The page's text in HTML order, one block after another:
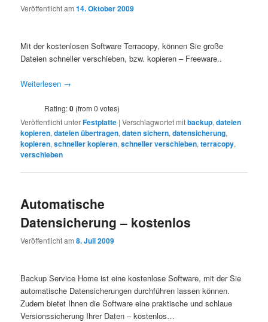
Veröffentlicht am14. Oktober 2009
Mit der kostenlosen Software Terracopy, können Sie große
Dateien schneller verschieben, bzw. kopieren – Freeware..
Weiterlesen →
Rating:0 (from 0 votes)
Veröffentlicht unterFestplatte |Verschlagwortet mitbackup,dateien
kopieren,dateien übertragen,daten sichern,datensicherung,
kopieren,schneller kopieren,schneller verschieben,terracopy,
verschieben
Automatische
Datensicherung – kostenlos
Veröffentlicht am8. Juli 2009
Backup Service Home ist eine kostenlose Software, mit der Sie
automatische Datensicherungen durchführen lassen können.
Zudem bietet Ihnen die Software eine praktische und schlaue
Versionssicherung Ihrer Daten – kostenlos…